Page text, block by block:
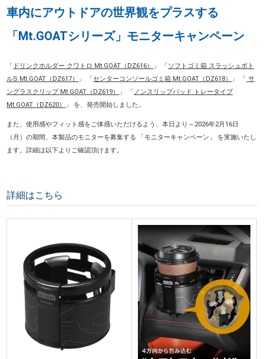
車内にアウトドアの世界観をプラスする
「Mt.GOATシリーズ」モニターキャンペーン
「 ドリンクホルダー クワトロ Mt.GOAT（DZ616） 」 「ソフトゴミ箱 スラッシュボト
ルS Mt.GOAT（DZ617）
」 「センターコンソールゴミ箱 Mt.GOAT（DZ618） 」 「 サ
ングラスクリップ Mt.GOAT（DZ619）
」 「 ノンスリップパッド トレータイプ
Mt.GOAT（DZ620）
」 を、発売開始しました。
また、使用感やフィット感をご体感いただけるよう、本日より～2026年2月16日
（月）の期間、本製品のモニターを募集する 「モニターキャンペーン」 を実施いたし
ます。詳細は以下よりご確認頂けます。
詳細はこちら